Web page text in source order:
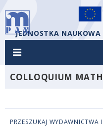
JEDNOSTKA
COLLOQUIUM
PRZESZUKAJ WYDAWNICTWA